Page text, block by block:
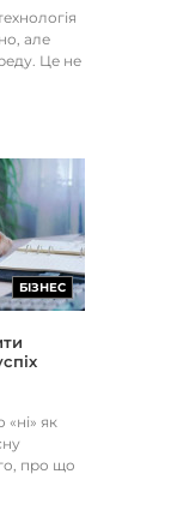
але
Це не
БІЗНЕС
як
про що